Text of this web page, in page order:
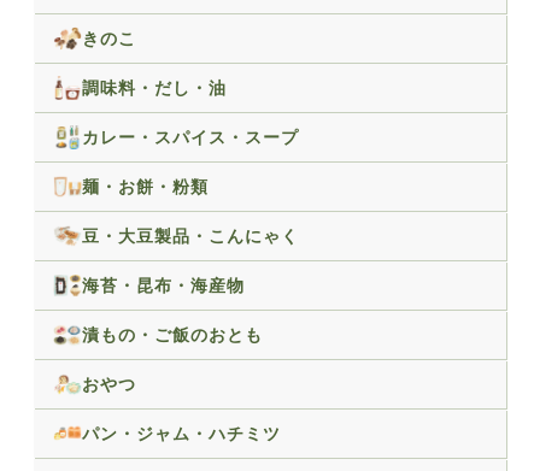
きのこ
調味料・だし・油
カレー・スパイス・スープ
麺・お餅・粉類
豆・大豆製品・こんにゃく
海苔・昆布・海産物
漬もの・ご飯のおとも
おやつ
パン・ジャム・ハチミツ